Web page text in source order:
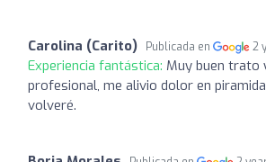
Carolina (Carito) Publicada en 2
Experiencia fantástica: Muy buen trato
profesional, me alivio dolor en
volveré.